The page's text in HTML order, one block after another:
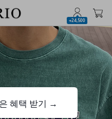
+24,500
혜택 받기 →